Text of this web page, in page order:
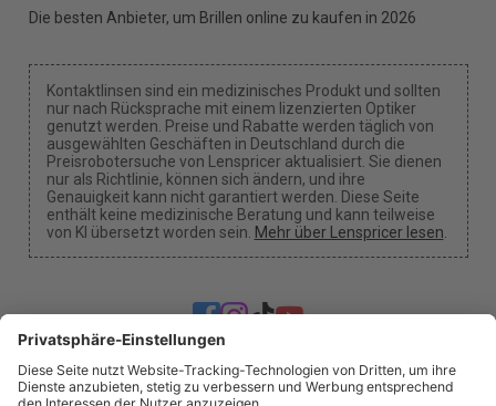
Die besten Anbieter, um Brillen online zu kaufen in 2026
Kontaktlinsen sind ein medizinisches Produkt und sollten
nur nach Rücksprache mit einem lizenzierten Optiker
genutzt werden. Preise und Rabatte werden täglich von
ausgewählten Geschäften in Deutschland durch die
Preisrobotersuche von Lenspricer aktualisiert. Sie dienen
nur als Richtlinie, können sich ändern, und ihre
Genauigkeit kann nicht garantiert werden. Diese Seite
enthält keine medizinische Beratung und kann teilweise
von KI übersetzt worden sein. Mehr über Lenspricer lesen.
Cookie-Einstellungen